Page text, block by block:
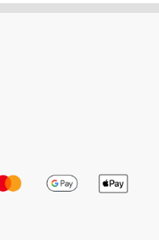
spodmínkami